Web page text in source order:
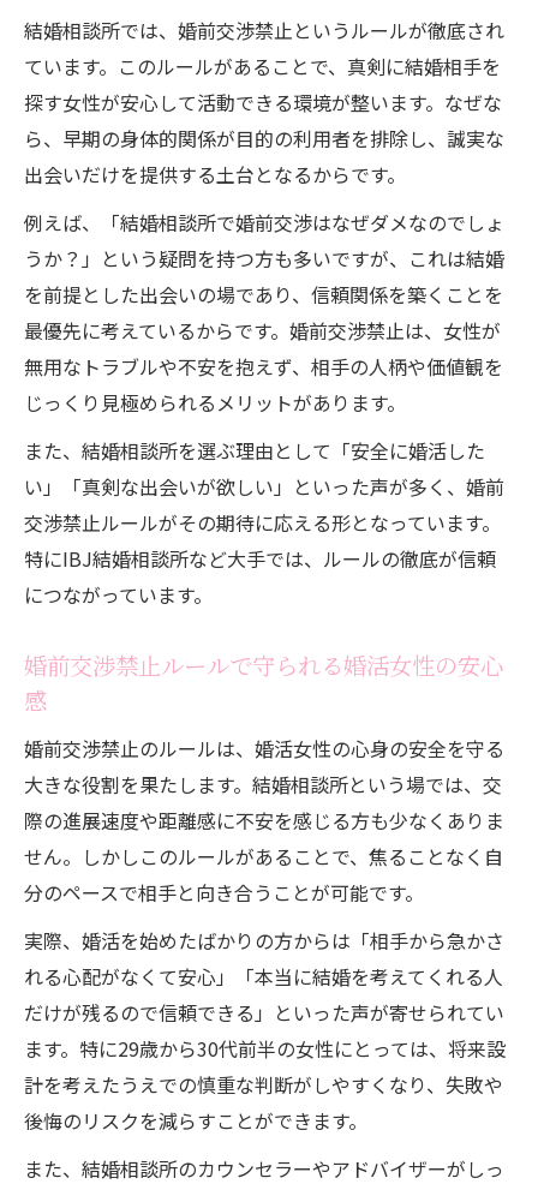
結婚相談所では、婚前交渉禁止というルールが徹底され
ています。このルールがあることで、真剣に結婚相手を
探す女性が安心して活動できる環境が整います。なぜな
ら、早期の身体的関係が目的の利用者を排除し、誠実な
出会いだけを提供する土台となるからです。
例えば、「結婚相談所で婚前交渉はなぜダメなのでしょ
うか？」という疑問を持つ方も多いですが、これは結婚
を前提とした出会いの場であり、信頼関係を築くことを
最優先に考えているからです。婚前交渉禁止は、女性が
無用なトラブルや不安を抱えず、相手の人柄や価値観を
じっくり見極められるメリットがあります。
また、結婚相談所を選ぶ理由として「安全に婚活した
い」「真剣な出会いが欲しい」といった声が多く、婚前
交渉禁止ルールがその期待に応える形となっています。
特にIBJ結婚相談所など大手では、ルールの徹底が信頼
につながっています。
婚前交渉禁止ルールで守られる婚活女性の安心
感
婚前交渉禁止のルールは、婚活女性の心身の安全を守る
大きな役割を果たします。結婚相談所という場では、交
際の進展速度や距離感に不安を感じる方も少なくありま
せん。しかしこのルールがあることで、焦ることなく自
分のペースで相手と向き合うことが可能です。
実際、婚活を始めたばかりの方からは「相手から急かさ
れる心配がなくて安心」「本当に結婚を考えてくれる人
だけが残るので信頼できる」といった声が寄せられてい
ます。特に29歳から30代前半の女性にとっては、将来設
計を考えたうえでの慎重な判断がしやすくなり、失敗や
後悔のリスクを減らすことができます。
また、結婚相談所のカウンセラーやアドバイザーがしっ